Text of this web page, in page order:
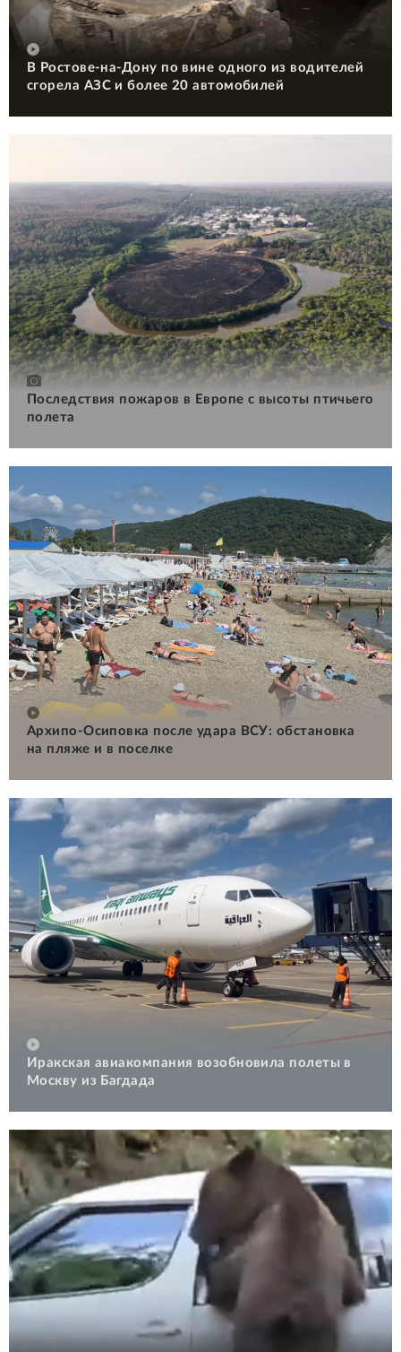
В Ростове-на-Дону по вине одного из водителей
сгорела АЗС и более 20 автомобилей
Последствия пожаров в Европе с высоты птичьего
полета
Архипо-Осиповка после удара ВСУ: обстановка
на пляже и в поселке
Иракская авиакомпания возобновила полеты в
Москву из Багдада